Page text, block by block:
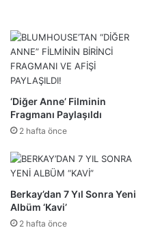
‘Diğer Anne’ Filminin
Fragmanı Paylaşıldı
2 hafta önce
Berkay’dan 7 Yıl Sonra Yeni
Albüm ‘Kavi’
2 hafta önce